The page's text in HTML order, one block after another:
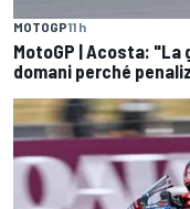
MOTOGP11 h
MotoGP | Acosta:
domani perché